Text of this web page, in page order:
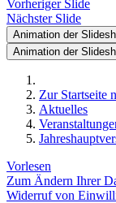
Vorheriger Slide
Nächster Slide
Animation der
Animation der
Zur Startseite
Aktuelles
Vorlesen
Zum Ändern Ihrer
Widerruf von